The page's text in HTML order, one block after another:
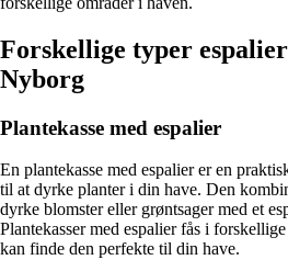
Forskellige typer
Nyborg
Plantekasse med espalier
En plantekasse med espalier er en
til at dyrke planter i din have. Den
dyrke blomster eller grøntsager med et
Plantekasser med espalier fås i
kan finde den perfekte til din have.